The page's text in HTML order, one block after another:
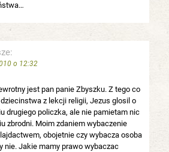
o 12:32
jest pan panie Zbyszku. Z tego co
z lekcji religii, Jezus glosil o
drugiego policzka, ale nie pamietam nic
zbrodni. Moim zdaniem wybaczenie
obojetnie czy wybacza osoba
nie. Jakie mamy prawo wybaczac